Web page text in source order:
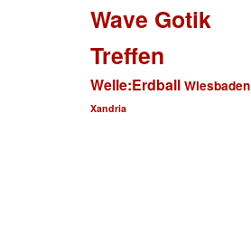
Wave Gotik
Treffen
Welle:Erdball Wiesbaden
Xandria